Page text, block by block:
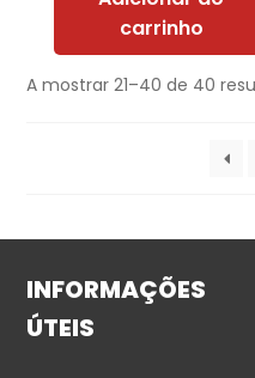
carrinho
A mostrar 21–40 de 40
INFORMAÇÕES
ÚTEIS